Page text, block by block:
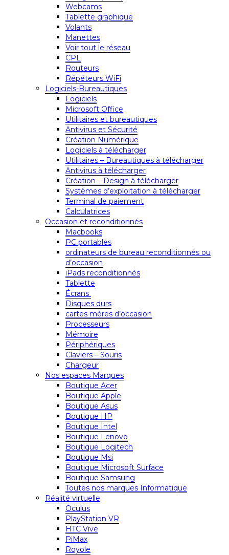
Webcams
Tablette graphique
Volants
Manettes
Voir tout le réseau
CPL
Routeurs
Répéteurs WiFi
Logiciels-Bureautiques
Logiciels
Microsoft Office
Utilitaires et bureautiques
Antivirus et Sécurité
Création Numérique
Logiciels à télécharger
Utilitaires – Bureautiques à télécharger
Antivirus à télécharger
Création – Design à télécharger
Systèmes d’exploitation à télécharger
Terminal de paiement
Calculatrices
Occasion et reconditionnés
Macbooks
PC portables
ordinateurs de bureau reconditionnés ou
d’occasion
iPads reconditionnés
Tablette
Écrans
Disques durs
cartes mères d’occasion
Processeurs
Mémoire
Périphériques
Claviers – Souris
Chargeur
Nos espaces Marques
Boutique Acer
Boutique Apple
Boutique Asus
Boutique HP
Boutique Intel
Boutique Lenovo
Boutique Logitech
Boutique Msi
Boutique Microsoft Surface
Boutique Samsung
Toutes nos marques Informatique
Réalité virtuelle
Oculus
PlayStation VR
HTC Vive
PiMax
Royole